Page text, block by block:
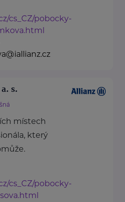
cs_CZ/pobocky-
s.
místech
který
cs_CZ/pobocky-